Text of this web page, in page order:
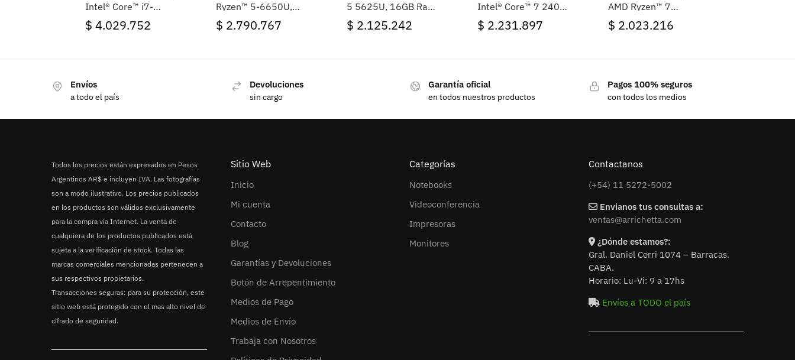
Intel® Core™ i7-
1355U, 16GB Ram,
$ 4.029.752
Ryzen™ 5-6650U,
16GB Ram, 512GB
$ 2.790.767
5 5625U, 16GB Ram,
512GB SSD, 15.6″
$ 2.125.242
Intel® Core™ 7 240H,
16GB Ram, 512GB
$ 2.231.897
AMD Ryzen™ 7
7735HS, 16GB Ram,
$ 2.023.216
Envíos
a todo el país
Devoluciones
sin cargo
Garantía oficial
en todos nuestros productos
Pagos 100% seguros
con todos los medios
Todos los precios están expresados en Pesos
Argentinos AR$ e incluyen IVA. Las fotografías
son a modo ilustrativo. Los precios publicados
en los productos son válidos exclusivamente
para la compra vía Internet. La venta de
cualquiera de los productos publicados está
sujeta a la verificación de stock. Todas las
marcas comerciales mencionadas pertenecen a
sus respectivos propietarios.
Transacciones seguras: para su protección, este
sitio web está protegido con el mas alto nivel de
cifrado de seguridad.
Sitio Web
Inicio
Mi cuenta
Contacto
Blog
Garantías y Devoluciones
Botón de Arrepentimiento
Medios de Pago
Medios de Envío
Trabaja con Nosotros
Categorías
Notebooks
Videoconferencia
Impresoras
Monitores
Contactanos
(+54) 11 5272-5002
Envianos tus consultas a:
ventas@arrichetta.com
¿Dónde estamos?:
Gral. Daniel Cerri 1074 – Barracas.
CABA.
Horario: Lu-Vi: 9 a 17hs
Envíos a TODO el país